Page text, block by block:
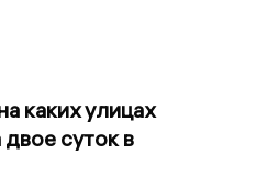
каких улицах
суток в